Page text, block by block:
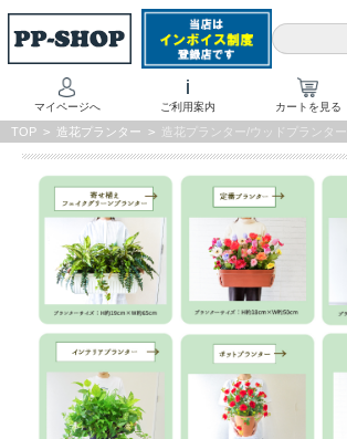
マイページへ
i
ご利用案内 カートを見る
TOP > 造花プランター > 造花プランター/ウッドプランター